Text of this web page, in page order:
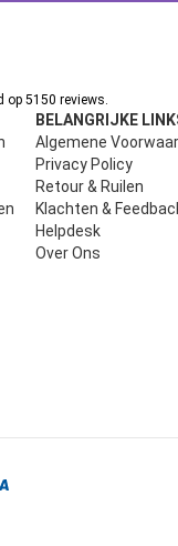
op 5150 reviews.
BELANGRIJKE
Algemene
Privacy Policy
Retour & Ruilen
Klachten &
Helpdesk
Over Ons